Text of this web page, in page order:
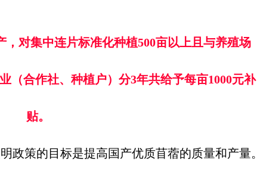
，对集中连片标准化种植500亩以上且与养殖场
（合作社、种植户）分3年共给予每亩1000元补
贴。
政策的目标是提高国产优质苜蓿的质量和产量。